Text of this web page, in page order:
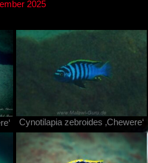
2025
Cynotilapia zebroides ‚Chewere‘